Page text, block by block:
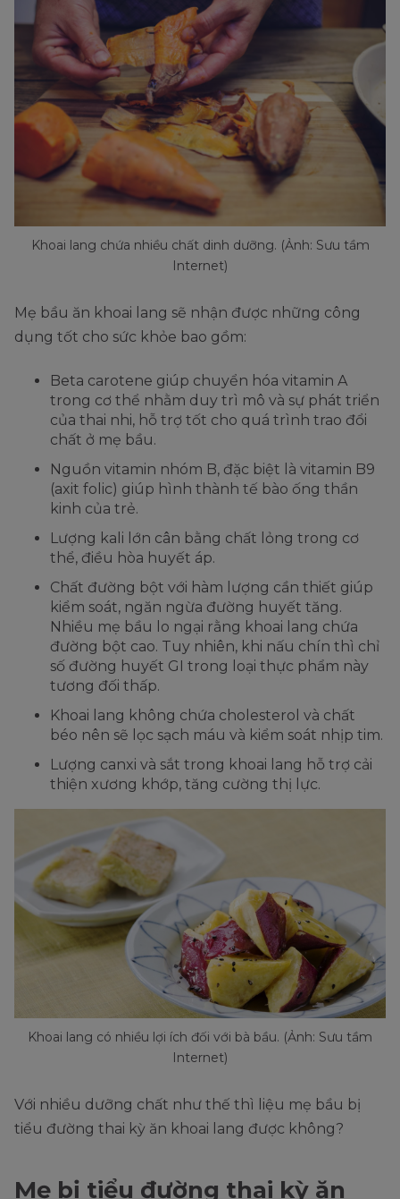
Khoai lang chứa nhiều chất dinh dưỡng. (Ảnh: Sưu tầm
Internet)
Mẹ bầu ăn khoai lang sẽ nhận được những công
dụng tốt cho sức khỏe bao gồm:
Beta carotene giúp chuyển hóa vitamin A
trong cơ thể nhằm duy trì mô và sự phát triển
của thai nhi, hỗ trợ tốt cho quá trình trao đổi
chất ở mẹ bầu.
Nguồn vitamin nhóm B, đặc biệt là vitamin B9
(axit folic) giúp hình thành tế bào ống thần
kinh của trẻ.
Lượng kali lớn cân bằng chất lỏng trong cơ
thể, điều hòa huyết áp.
Chất đường bột với hàm lượng cần thiết giúp
kiểm soát, ngăn ngừa đường huyết tăng.
Nhiều mẹ bầu lo ngại rằng khoai lang chứa
đường bột cao. Tuy nhiên, khi nấu chín thì chỉ
số đường huyết GI trong loại thực phẩm này
tương đối thấp.
Khoai lang không chứa cholesterol và chất
béo nên sẽ lọc sạch máu và kiểm soát nhịp tim.
Lượng canxi và sắt trong khoai lang hỗ trợ cải
thiện xương khớp, tăng cường thị lực.
Khoai lang có nhiều lợi ích đối với bà bầu. (Ảnh: Sưu tầm
Internet)
Với nhiều dưỡng chất như thế thì liệu mẹ bầu bị
tiểu đường thai kỳ ăn khoai lang được không?
Mẹ bị tiểu đường thai kỳ ăn